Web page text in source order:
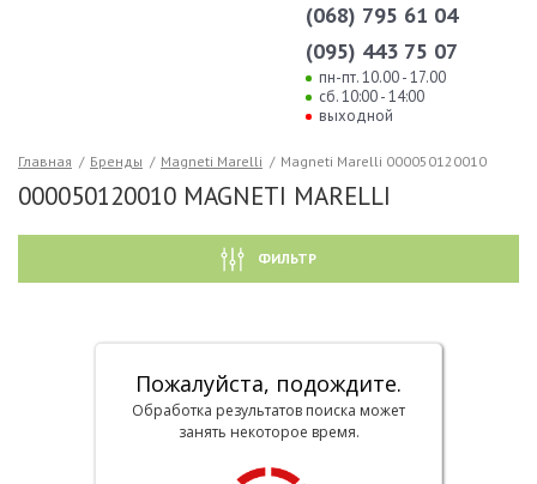
(068) 795 61 04
(095) 443 75 07
пн-пт. 10.00 - 17.00
сб. 10:00 - 14:00
выходной
Главная / Бренды / Magneti Marelli / Magneti Marelli 000050120010
000050120010 MAGNETI MARELLI
ФИЛЬТР
Пожалуйста, подождите.
Обработка результатов поиска может
занять некоторое время.